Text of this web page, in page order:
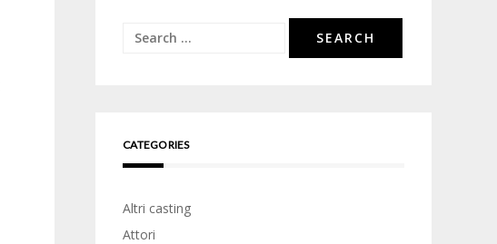
Search
CATEGORIES
Altri casting
Attori